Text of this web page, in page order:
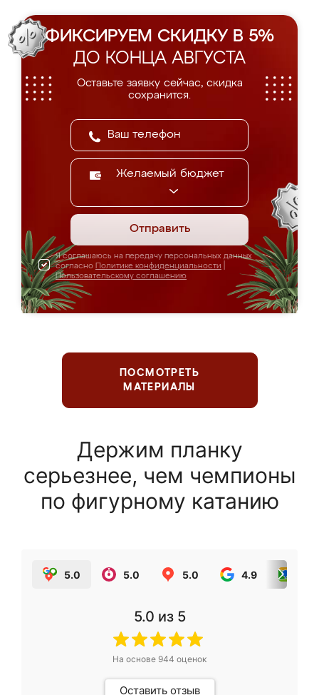
ФИКСИРУЕМ СКИДКУ В 5%
ДО КОНЦА АВГУСТА
Оставьте заявку сейчас, скидка
сохранится.
Желаемый бюджет
Отправить
Я соглашаюсь на передачу персональных данных
согласно Политике конфиденциальности
Пользовательскому соглашению
ПОСМОТРЕТЬ
МАТЕРИАЛЫ
Держим планку
серьезнее, чем чемпионы
по фигурному катанию
5.0 5.0 5.0 4.9
5.0 из 5
На основе 944 оценок
Оставить отзыв